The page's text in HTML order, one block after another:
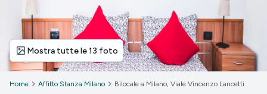
Mostra tutte le 13 foto
Home Affitto Stanza Milano Bilocale a Milano, Viale Vincenzo Lancetti